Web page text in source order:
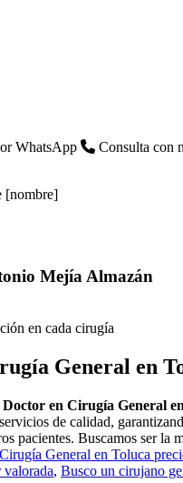
WhatsApp
Consulta con
Mejía Almazán
en cada cirugía
General en
Doctor en Cirugía General
de calidad,
pacientes. Buscamos ser la
Cirugía General en Toluca
valorada, Busco un cirujano